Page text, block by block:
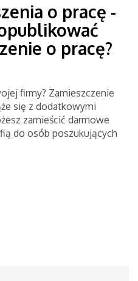
o pracę -
o pracę?
firmy? Zamieszczenie
się z dodatkowymi
zamieścić darmowe
do osób poszukujących